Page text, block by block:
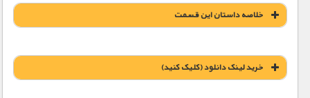
خلاصه داستان این قسمت
خريد لينک دانلود (کليک کنيد)